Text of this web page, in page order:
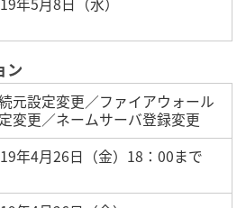
ン
元設定変更／ファイアウォール
変更／ネームサーバ登録変更
年4月26日（金）18：00まで